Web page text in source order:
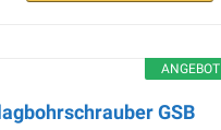
ANGEBOT
GSB